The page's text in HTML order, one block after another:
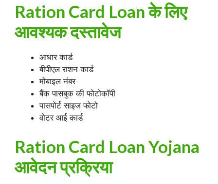
Ration Card Loan के लिए
आवश्यक दस्तावेज
आधार कार्ड
बीपीएल राशन कार्ड
मोबाइल नंबर
बैंक पासबुक की फोटोकॉपी
पासपोर्ट साइज फोटो
वोटर आई कार्ड
Ration Card Loan Yojana
आवेदन प्रक्रिया